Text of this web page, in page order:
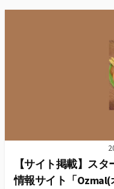
ゴ
【サイト掲載】ス
情報サイト「